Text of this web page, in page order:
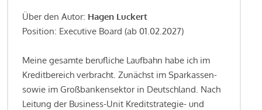
Über den Autor: Hagen Luckert
Position: Executive Board (ab 01.02.2027)
Meine gesamte berufliche Laufbahn habe ich im
Kreditbereich verbracht. Zunächst im Sparkassen-
sowie im Großbankensektor in Deutschland. Nach
Leitung der Business-Unit Kreditstrategie- und